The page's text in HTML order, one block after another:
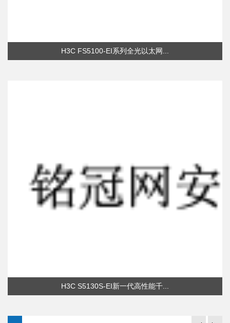
H3C FS5100-EI系列全光以太网...
H3C S5130S-EI新一代高性能千...